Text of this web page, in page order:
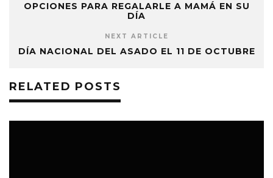
OPCIONES PARA REGALARLE A MAMÁ EN SU
DÍA
NEXT ARTICLE
DÍA NACIONAL DEL ASADO EL 11 DE OCTUBRE
RELATED POSTS